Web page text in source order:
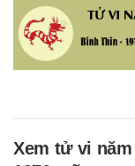
Xem tử vi